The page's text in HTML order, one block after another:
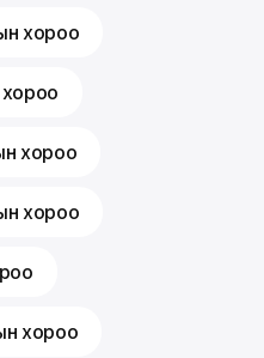
хороо
хороо
хороо
хороо